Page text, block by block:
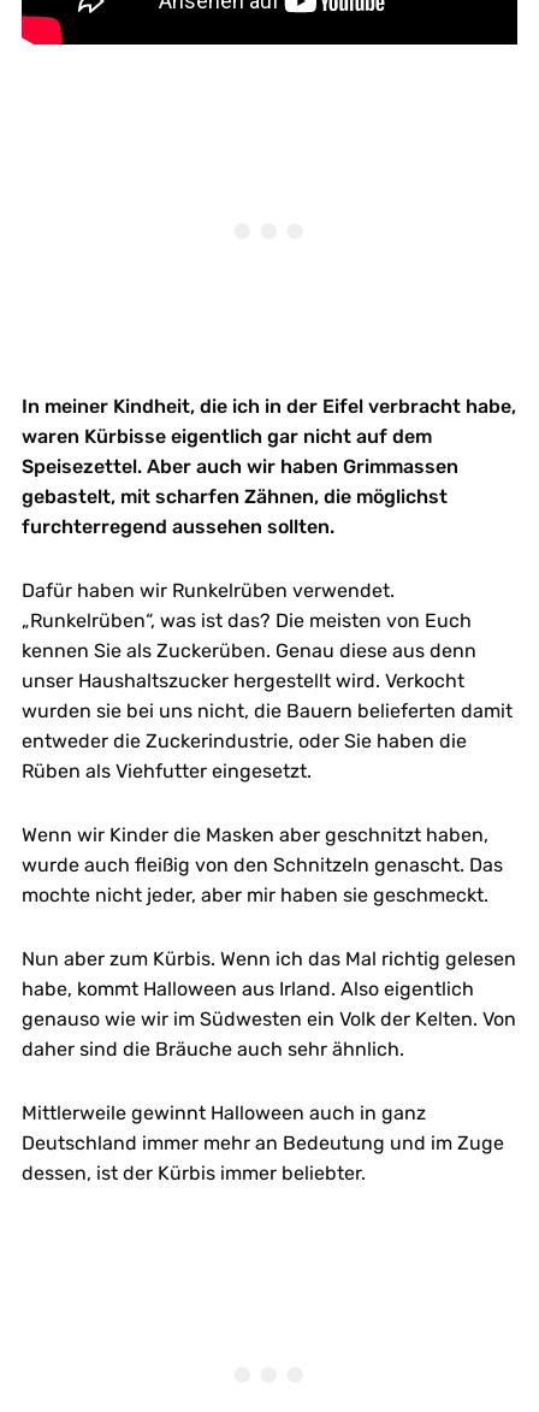
In meiner Kindheit, die ich in der Eifel verbracht habe,
waren Kürbisse eigentlich gar nicht auf dem
Speisezettel. Aber auch wir haben Grimmassen
gebastelt, mit scharfen Zähnen, die möglichst
furchterregend aussehen sollten.
Dafür haben wir Runkelrüben verwendet.
„Runkelrüben“, was ist das? Die meisten von Euch
kennen Sie als Zuckerüben. Genau diese aus denn
unser Haushaltszucker hergestellt wird. Verkocht
wurden sie bei uns nicht, die Bauern belieferten damit
entweder die Zuckerindustrie, oder Sie haben die
Rüben als Viehfutter eingesetzt.
Wenn wir Kinder die Masken aber geschnitzt haben,
wurde auch fleißig von den Schnitzeln genascht. Das
mochte nicht jeder, aber mir haben sie geschmeckt.
Nun aber zum Kürbis. Wenn ich das Mal richtig gelesen
habe, kommt Halloween aus Irland. Also eigentlich
genauso wie wir im Südwesten ein Volk der Kelten. Von
daher sind die Bräuche auch sehr ähnlich.
Mittlerweile gewinnt Halloween auch in ganz
Deutschland immer mehr an Bedeutung und im Zuge
dessen, ist der Kürbis immer beliebter.